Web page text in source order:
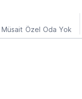
Müsait Özel Oda Yok